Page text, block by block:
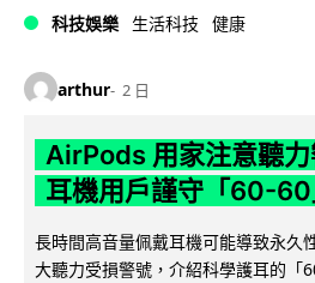
科技娛樂 生活科技 健康
arthur 2 日
AirPods 用家注意聽
耳機用戶謹守「60-
長時間高音量佩戴耳機可能導致永久
大聽力受損警號，介紹科學護耳的「